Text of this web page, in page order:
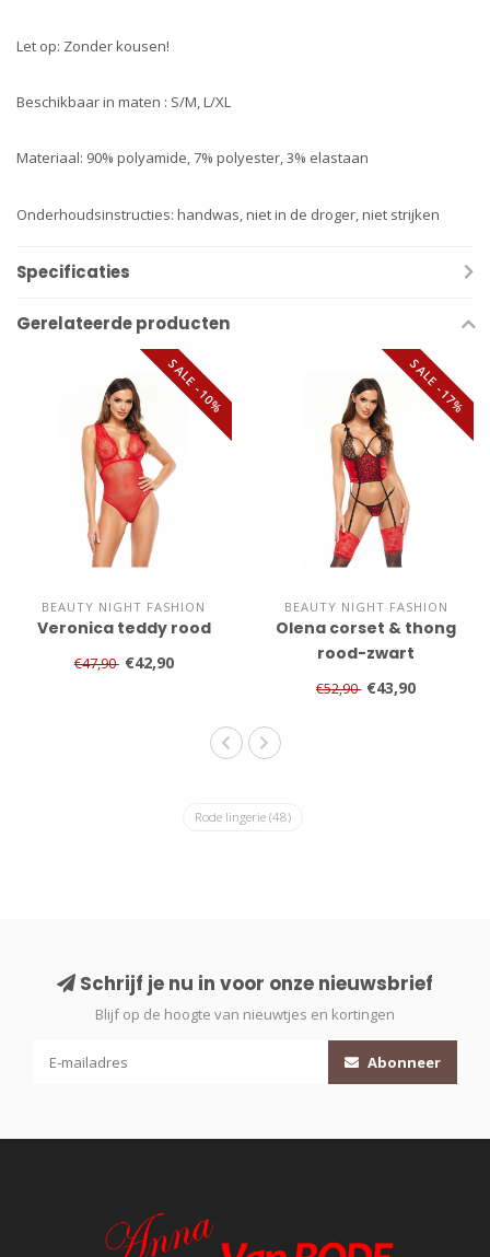
Let op: Zonder kousen!
Beschikbaar in maten : S/M, L/XL
Materiaal: 90% polyamide, 7% polyester, 3% elastaan
​​Onderhoudsinstructies: handwas, niet in de droger, niet strijken
Specificaties
Gerelateerde producten
SALE -10%
BEAUTY NIGHT FASHION
Veronica teddy rood
€47,90 €42,90
SALE -17%
BEAUTY NIGHT FASHION
Olena corset & thong
rood-zwart
€52,90 €43,90
Rode lingerie (48)
Schrijf je nu in voor onze nieuwsbrief
Blijf op de hoogte van nieuwtjes en kortingen
Abonneer